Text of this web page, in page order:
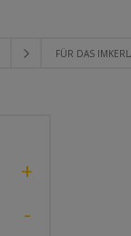
FÜR DAS
+
-